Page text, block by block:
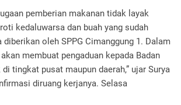
pemberian makanan tidak layak
kedaluwarsa dan buah yang sudah
diberikan oleh SPPG Cimanggung 1. Dalam
membuat pengaduan kepada Badan
tingkat pusat maupun daerah,” ujar Surya
diruang kerjanya. Selasa